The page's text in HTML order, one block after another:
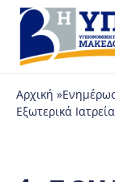
Αρχική »
Εξωτερικά